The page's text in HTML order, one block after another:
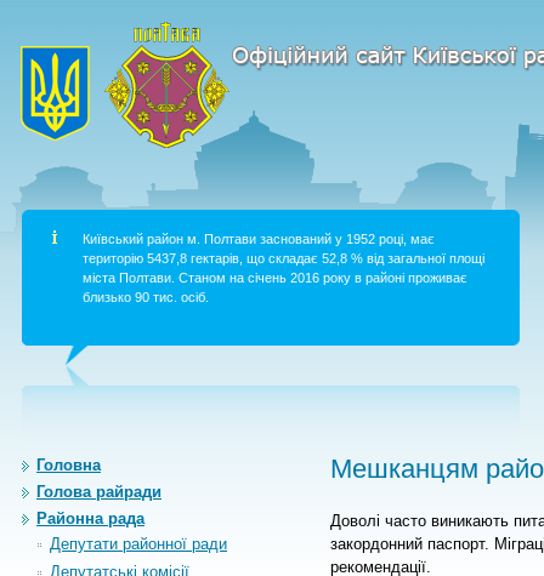
Київський район м. Полтави заснований у 1952 році, має
територію 5437,8 гектарів, що складає 52,8 % від загальної площі
міста Полтави. Станом на січень 2016 року в районі проживає
близько 90 тис. осіб.
Головна
Голова райради
Районна рада
Депутати районної ради
Депутатські комісії
Мешканцям
Доволі часто виникають
закордонний паспорт.
рекомендації.